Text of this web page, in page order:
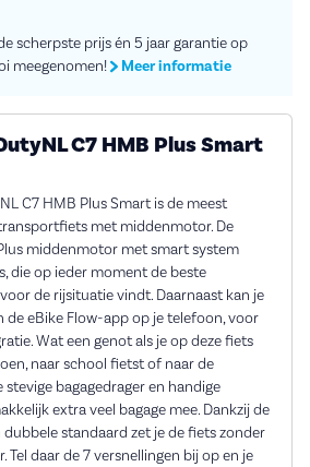
scherpste prijs én 5 jaar garantie op
meegenomen!
Meer informatie
C7 HMB Plus Smart
C7 HMB Plus Smart is de meest
met middenmotor. De
middenmotor met smart system
die op ieder moment de beste
de rijsituatie vindt. Daarnaast kan je
de eBike Flow-app op je telefoon, voor
Wat een genot als je op deze fiets
naar school fietst of naar de
bagagedrager en handige
extra veel bagage mee. Dankzij de
standaard zet je de fiets zonder
Tel daar de 7 versnellingen bij op en je